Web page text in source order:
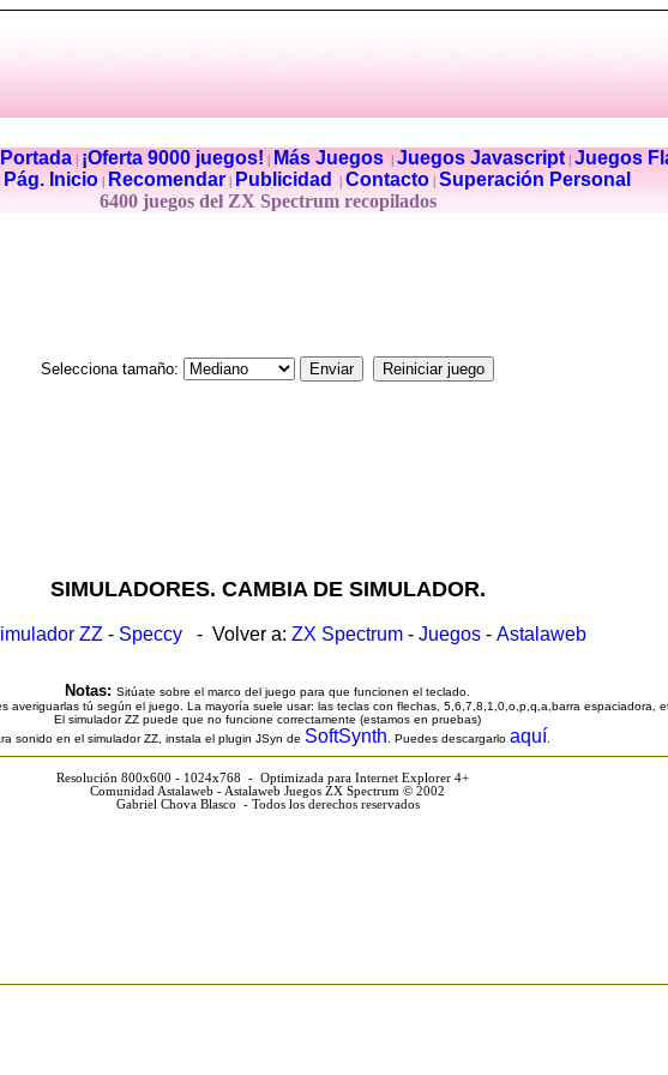
Portada| ¡Oferta 9000 juegos! Más Juegos| Juegos Javascript| Juegos
Pág. Inicio Recomendar Publicidad Contacto Superación Personal
6400 juegos del ZX Spectrum recopilados
Selecciona tamaño:
SIMULADORES. CAMBIA DE SIMULADOR.
ZZ - Speccy - Volver a: ZX Spectrum - Juegos - Astalaweb
Notas: Sitúate sobre el marco del juego para que funcionen el teclado.
averiguarlas tú según el juego. La mayoría suele usar: las teclas con flechas, 5,6,7,8,1,0,o,p,q,a,barra espaciadora,
El simulador ZZ puede que no funcione correctamente (estamos en pruebas)
sonido en el simulador ZZ, instala el plugin JSyn de SoftSynth . Puedes descargarlo aquí
Resolución 800x600 - 1024x768 - Optimizada para Internet Explorer 4+
Comunidad Astalaweb - Astalaweb Juegos ZX Spectrum © 2002
Gabriel Chova Blasco - Todos los derechos reservados